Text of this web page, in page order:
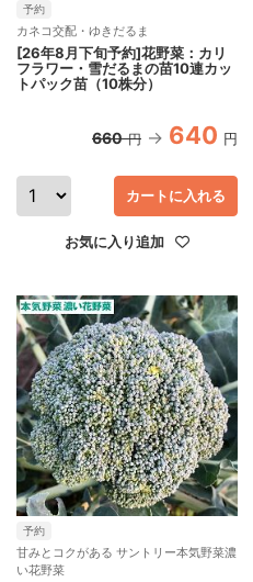
予約
カネコ交配・ゆきだるま
[26年8月下旬予約]花野菜：カリ
フラワー・雪だるまの苗10連カッ
トパック苗（10株分）
660 円 640 円
お気に入り追加
カートに入れる
予約
甘みとコクがある サントリー本気野菜濃
い花野菜